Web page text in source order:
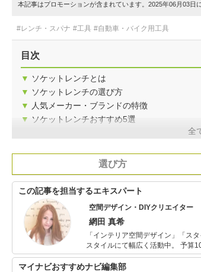
本記事はプロモーションが含まれています。2025年06月03日
#レンチ・スパナ #工具 #自動車・バイク用工具
目次
▼ ソケットレンチとは
▼ ソケットレンチの選び方
▼
人気メーカー・ブランドの特徴
▼ ソケットレンチおすすめ5選
全
選び方
この記事を担当するエキスパート
空間デザイン・DIYクリエイター
網田 真希
「インテリア空間デザイン」「ス
スタイルにて幅広く活動中。 予算100万円で自身が住む自宅をフルリノベーション、古材、流木など
を使った家具作りが話題となり、様々なメデ
で、何でもまず作ってみる、やっ
マイナビおすすめナビ編集部